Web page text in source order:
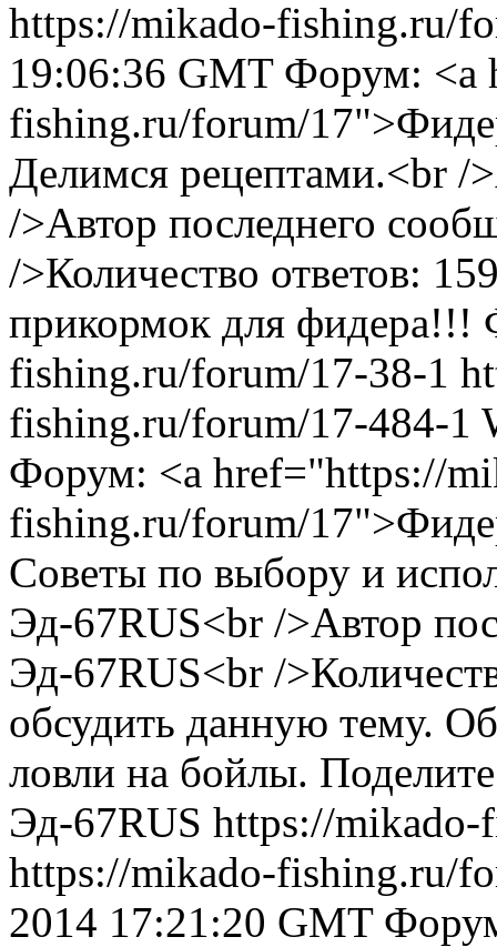
https://mikado-fishing.ru/
19:06:36 GMT Форум: <a
fishing.ru/forum/
Делимся рецептами.<br /
/>Автор последнего
/>Количество ответов:
прикормок для фидера!!!
fishing.ru/forum/17-38-1
fishing.ru/forum/17-484-1
Форум: <a href="https://
fishing.ru/forum/
Советы по выбору и
Эд-67RUS<br />Автор
Эд-67RUS<br /
обсудить данную тему.
ловли на бойлы.
Эд-67RUS https://
https://mikado-fishing.ru/
2014 17:21:20 GMT